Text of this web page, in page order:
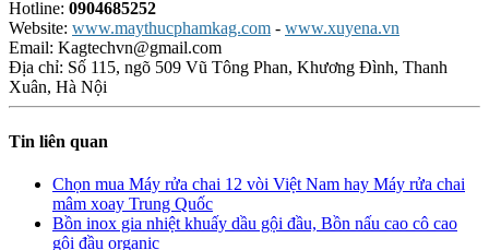
Hotline: 0904685252
Website: www.maythucphamkag.com - www.xuyena.vn
Email: Kagtechvn@gmail.com
Địa chỉ: Số 115, ngõ 509 Vũ Tông Phan, Khương Đình, Thanh
Xuân, Hà Nội
Tin liên quan
Chọn mua Máy rửa chai 12 vòi Việt Nam hay Máy rửa chai
mâm xoay Trung Quốc
Bồn inox gia nhiệt khuấy dầu gội đầu, Bồn nấu cao cô cao
gội đầu organic